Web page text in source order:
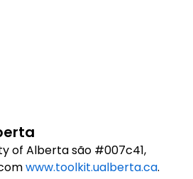
of Alberta são #007c41,
www.toolkit.ualberta.ca.